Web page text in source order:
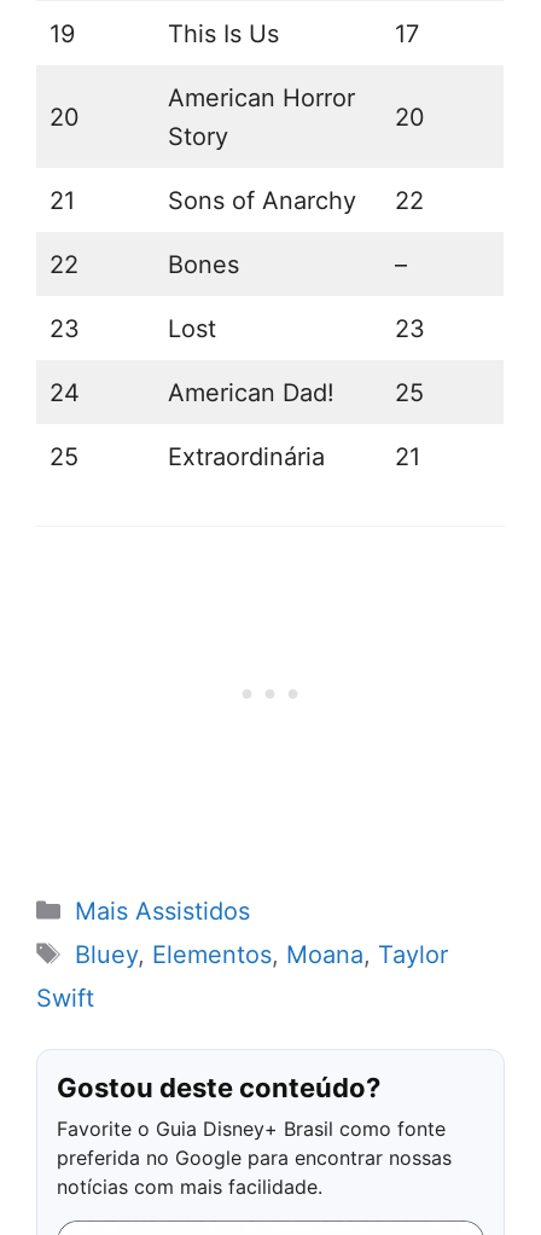
19 This Is Us 17
20
American Horror
Story
20
21 Sons of Anarchy 22
22 Bones –
23 Lost 23
24 American Dad! 25
25 Extraordinária 21
Categorias
Mais Assistidos
Tags
Bluey, Elementos, Moana, Taylor
Swift
Gostou deste conteúdo?
Favorite o Guia Disney+ Brasil como fonte
preferida no Google para encontrar nossas
notícias com mais facilidade.